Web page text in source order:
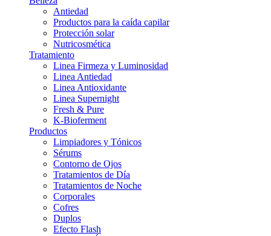
Antiedad
Productos para la caída capilar
Protección solar
Nutricosmética
Tratamiento
Linea Firmeza y Luminosidad
Linea Antiedad
Linea Antioxidante
Linea Supernight
Fresh & Pure
K-Bioferment
Productos
Limpiadores y Tónicos
Sérums
Contorno de Ojos
Tratamientos de Día
Tratamientos de Noche
Corporales
Cofres
Duplos
Efecto Flash